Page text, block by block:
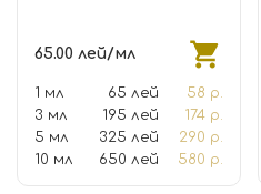
65.00 лей/мл
1 мл 65 лей
58 р.
3 мл
195 лей
174 р.
5 мл
325 лей
290 р.
10 мл
650 лей 580 р.